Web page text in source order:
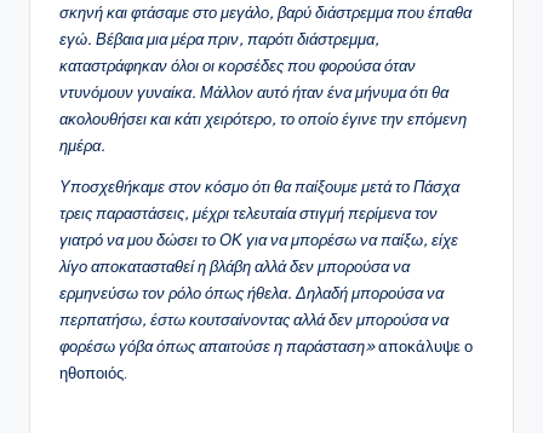
σκηνή και φτάσαμε στο μεγάλο, βαρύ διάστρεμμα που έπαθα
εγώ. Βέβαια μια μέρα πριν, παρότι διάστρεμμα,
καταστράφηκαν όλοι οι κορσέδες που φορούσα όταν
ντυνόμουν γυναίκα. Μάλλον αυτό ήταν ένα μήνυμα ότι θα
ακολουθήσει και κάτι χειρότερο, το οποίο έγινε την επόμενη
ημέρα.
Υποσχεθήκαμε στον κόσμο ότι θα παίξουμε μετά το Πάσχα
τρεις παραστάσεις, μέχρι τελευταία στιγμή περίμενα τον
γιατρό να μου δώσει το ΟΚ για να μπορέσω να παίξω, είχε
λίγο αποκατασταθεί η βλάβη αλλά δεν μπορούσα να
ερμηνεύσω τον ρόλο όπως ήθελα. Δηλαδή μπορούσα να
περπατήσω, έστω κουτσαίνοντας αλλά δεν μπορούσα να
φορέσω γόβα όπως απαιτούσε η παράσταση»αποκάλυψε ο
ηθοποιός.